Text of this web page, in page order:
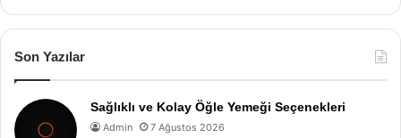
Son Yazılar
Sağlıklı ve Kolay Öğle Yemeği Seçenekleri
Admin 7 Ağustos 2026